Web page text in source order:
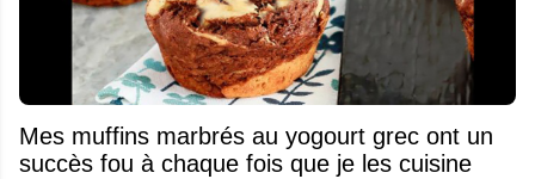
Mes muffins marbrés au yogourt grec ont un
succès fou à chaque fois que je les cuisine